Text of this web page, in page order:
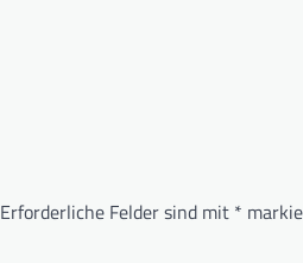
Erforderliche Felder sind mit *